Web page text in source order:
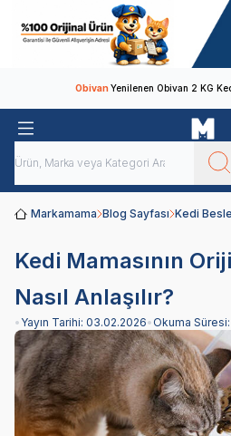
ObivanYenilenen Obivan 2 KG
Markamama Blog Sayfası Kedi
Kedi Mamasının
Nasıl Anlaşılır?
• Yayın Tarihi: 03.02.2026•Okuma Süresi: